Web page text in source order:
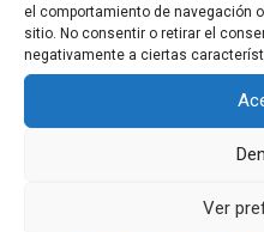
el comportamiento de navegación
sitio. No consentir o retirar el
negativamente a ciertas
Ver
CONTACTO
+34 609 85 88 81
+34 671 51 91 99